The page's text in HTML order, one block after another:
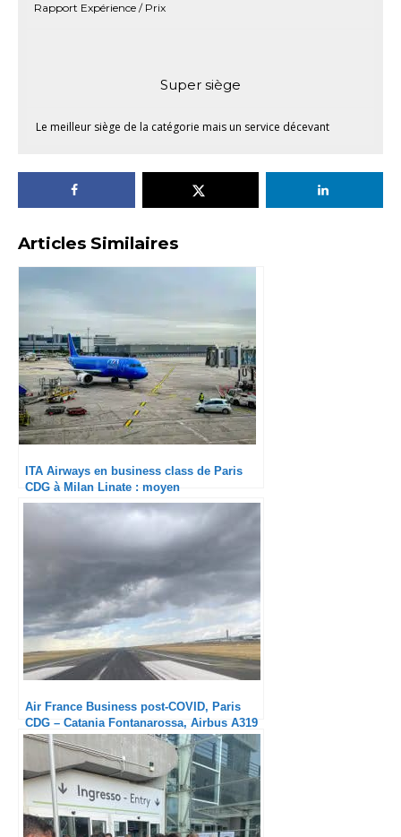
Rapport Expérience / Prix
Super siège
Le meilleur siège de la catégorie mais un service décevant
Articles Similaires
ITA Airways en business class de Paris
CDG à Milan Linate : moyen
Air France Business post-COVID, Paris
CDG – Catania Fontanarossa, Airbus A319
: Enfin un vrai service !